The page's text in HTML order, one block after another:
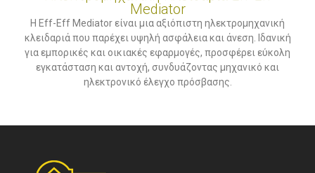
Mediator
Η Eff-Eff Mediator είναι μια αξιόπιστη ηλεκτρομηχανική
κλειδαριά που παρέχει υψηλή ασφάλεια και άνεση. Ιδανική
για εμπορικές και οικιακές εφαρμογές, προσφέρει εύκολη
εγκατάσταση και αντοχή, συνδυάζοντας μηχανικό και
ηλεκτρονικό έλεγχο πρόσβασης.